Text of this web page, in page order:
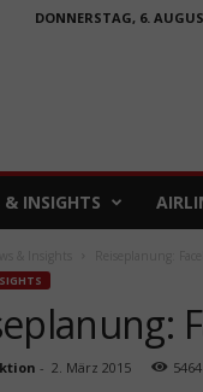
DONNERSTAG, 6.
& INSIGHTS
- 2. März 2015 5464